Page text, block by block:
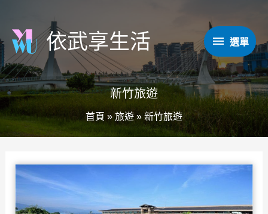
主
要
內
容
依武享生活
選
單
選單
新竹旅遊
首頁 »旅遊 » 新竹旅遊